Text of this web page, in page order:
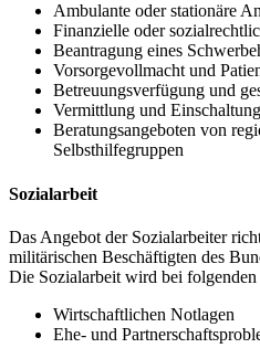
Ambulante oder stationäre
Finanzielle oder
Beantragung eines
Vorsorgevollmacht und
Betreuungsverfügung und
Vermittlung und
Beratungsangeboten von
Selbsthilfegruppen
Sozialarbeit
Das Angebot der Sozialarbeiter
militärischen Beschäftigten des
Die Sozialarbeit wird bei
Wirtschaftlichen Notlagen
Ehe- und